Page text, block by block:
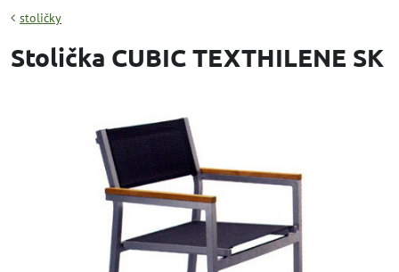
stoličky
Stolička CUBIC TEXTHILENE SK